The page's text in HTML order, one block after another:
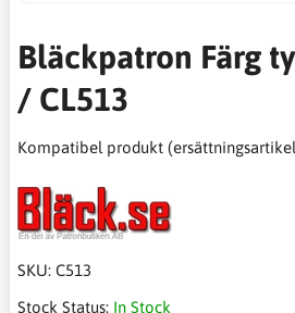
Bläckpatron Färg
/ CL513
Kompatibel produkt
SKU: C513
Stock Status: In Stock